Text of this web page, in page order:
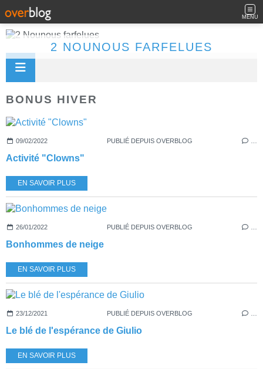
MENU
2 NOUNOUS FARFELUES
BONUS HIVER
09/02/2022 PUBLIÉ DEPUIS OVERBLOG
Activité "Clowns"
EN SAVOIR PLUS
26/01/2022 PUBLIÉ DEPUIS OVERBLOG
Bonhommes de neige
EN SAVOIR PLUS
23/12/2021 PUBLIÉ DEPUIS OVERBLOG
Le blé de l'espérance de Giulio
EN SAVOIR PLUS